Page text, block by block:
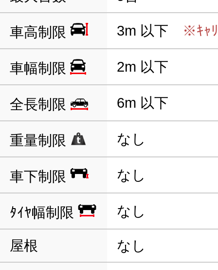
車高制限 3m 以下 ※ｷｬ
車幅制限 2m 以下
全長制限 6m 以下
重量制限 なし
車下制限 なし
ﾀｲﾔ幅制限 なし
屋根 なし